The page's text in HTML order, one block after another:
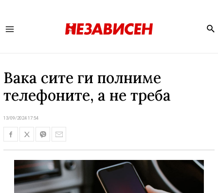
Вака сите ги полниме
телефоните, а не треба
13/09/2024 17:54